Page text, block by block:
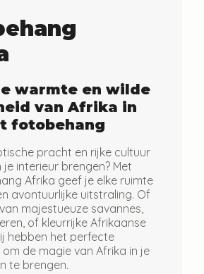
warmte en wilde
van Afrika in
fotobehang
pracht en rijke cultuur
je interieur brengen? Met
Afrika geef je elke ruimte
avontuurlijke uitstraling. Of
majestueuze savannes,
of kleurrijke Afrikaanse
hebben het perfecte
de magie van Afrika in je
te brengen.